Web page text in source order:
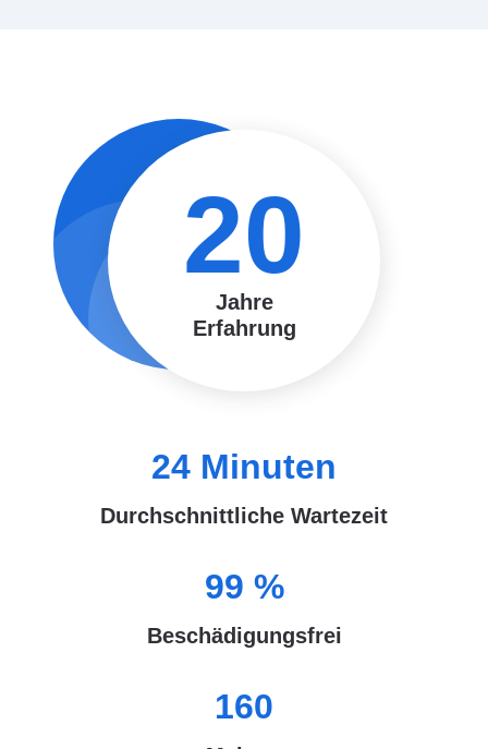
20
Jahre
Erfahrung
24 Minuten
Durchschnittliche Wartezeit
99 %
Beschädigungsfrei
160